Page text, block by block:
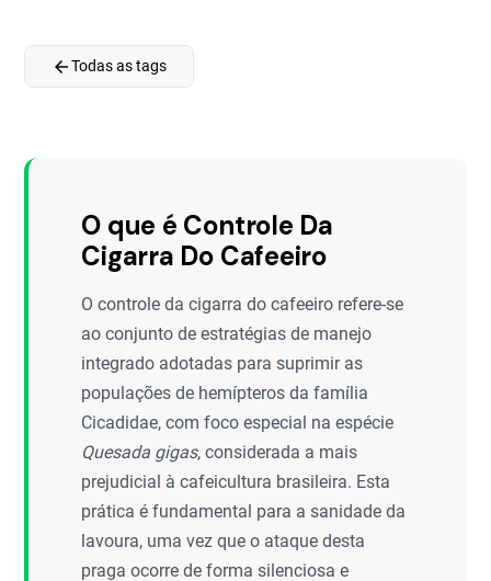
arrow_backTodas as tags
O que é Controle Da
Cigarra Do Cafeeiro
O controle da cigarra do cafeeiro refere-se
ao conjunto de estratégias de manejo
integrado adotadas para suprimir as
populações de hemípteros da família
Cicadidae, com foco especial na espécie
Quesada gigas, considerada a mais
prejudicial à cafeicultura brasileira. Esta
prática é fundamental para a sanidade da
lavoura, uma vez que o ataque desta
praga ocorre de forma silenciosa e